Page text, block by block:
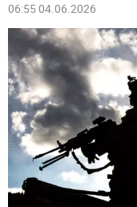
06:55 04.06.2026